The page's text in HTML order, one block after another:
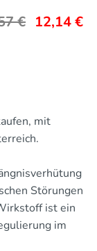
€ 12,14€
mit
Störungen
ist ein
im